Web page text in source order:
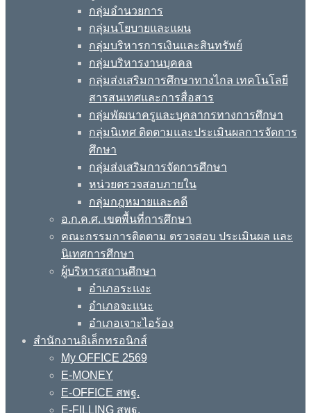
กลุ่มอำนวยการ
กลุ่มนโยบายและแผน
กลุ่มบริหารการเงินและสินทรัพย์
กลุ่มบริหารงานบุคคล
กลุ่มส่งเสริมการศึกษาทางไกล เทคโนโลยี
สารสนเทศและการสื่อสาร
กลุ่มพัฒนาครูและบุคลากรทางการศึกษา
กลุ่มนิเทศ ติดตามและประเมินผลการจัดการ
ศึกษา
กลุ่มส่งเสริมการจัดการศึกษา
หน่วยตรวจสอบภายใน
กลุ่มกฎหมายและคดี
อ.ก.ค.ศ. เขตพื้นที่การศึกษา
คณะกรรมการติดตาม ตรวจสอบ ประเมินผล และ
นิเทศการศึกษา
ผู้บริหารสถานศึกษา
อำเภอระแงะ
อำเภอจะแนะ
อำเภอเจาะไอร้อง
สำนักงานอิเล็กทรอนิกส์
My OFFICE 2569
E-MONEY
E-OFFICE สพฐ.
E-FILLING สพฐ.